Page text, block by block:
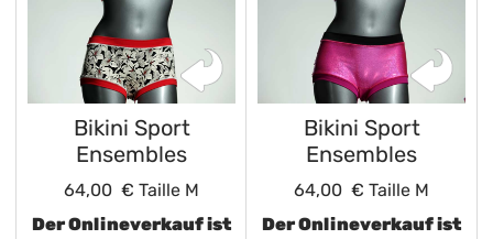
Bikini Sport
Ensembles
64,00 € Taille M
Der Onlineverkauf ist
Bikini Sport
Ensembles
64,00 € Taille M
Der Onlineverkauf ist